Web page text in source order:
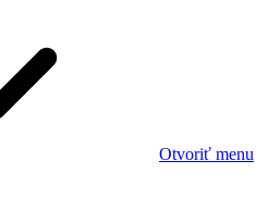
Otvoriť menu